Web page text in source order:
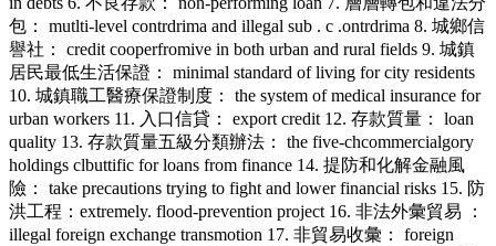
包： mutlti-level contrdrima and illegal sub . c .ontrdrima 8. 城鄉信
譽社： credit cooperfromive in both urban and rural fields 9. 城鎮
居民最低生活保證： minimal standard of living for city residents
10. 城鎮職工醫療保證制度： the system of medical insurance for
urban workers 11. 入口信貸： export credit 12. 存款質量： loan
quality 13. 存款質量五級分類辦法： the five-chcommercialgory
holdings clbuttific for loans from finance 14. 提防和化解金融風
險： take precautions trying to fight and lower financial risks 15. 防
洪工程：extremely. flood-prevention project 16. 非法外彙貿易 ：
illegal foreign exchange transmotion 17. 非貿易收彙： foreign